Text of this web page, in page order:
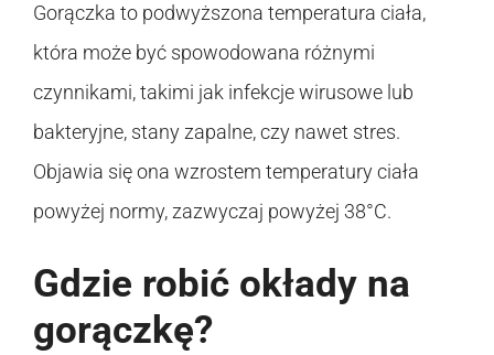
Gorączka to podwyższona temperatura ciała,
która może być spowodowana różnymi
czynnikami, takimi jak infekcje wirusowe lub
bakteryjne, stany zapalne, czy nawet stres.
Objawia się ona wzrostem temperatury ciała
powyżej normy, zazwyczaj powyżej 38°C.
Gdzie robić okłady na
gorączkę?